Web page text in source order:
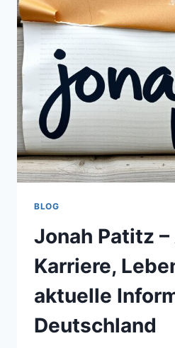
BLOG
Jonah Patitz
Karriere,
aktuelle
Deutschland